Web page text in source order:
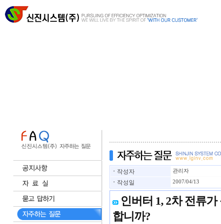
ㆍ 작성자 관리자
ㆍ 작성일 2007/04/13
인버터 1, 2차 전류
합니까?